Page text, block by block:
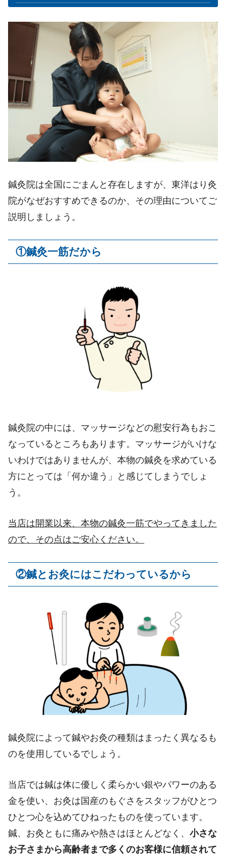
鍼灸院は全国にごまんと存在しますが、東洋はり灸
院がなぜおすすめできるのか、その理由についてご
説明しましょう。
①鍼灸一筋だから
鍼灸院の中には、マッサージなどの慰安行為もおこ
なっているところもあります。マッサージがいけな
いわけではありませんが、本物の鍼灸を求めている
方にとっては「何か違う」と感じてしまうでしょ
う。
当店は開業以来、本物の鍼灸一筋でやってきました
ので、その点はご安心ください。
②鍼とお灸にはこだわっているから
鍼灸院によって鍼やお灸の種類はまったく異なるも
のを使用しているでしょう。
当店では鍼は体に優しく柔らかい銀やパワーのある
金を使い、お灸は国産のもぐさをスタッフがひとつ
ひとつ心を込めてひねったものを使っています。
鍼、お灸ともに痛みや熱さはほとんどなく、 小さな
お子さまから高齢者まで多くのお客様に信頼されて